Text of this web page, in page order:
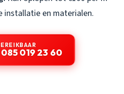
installatie en materialen.
085 019 23 60